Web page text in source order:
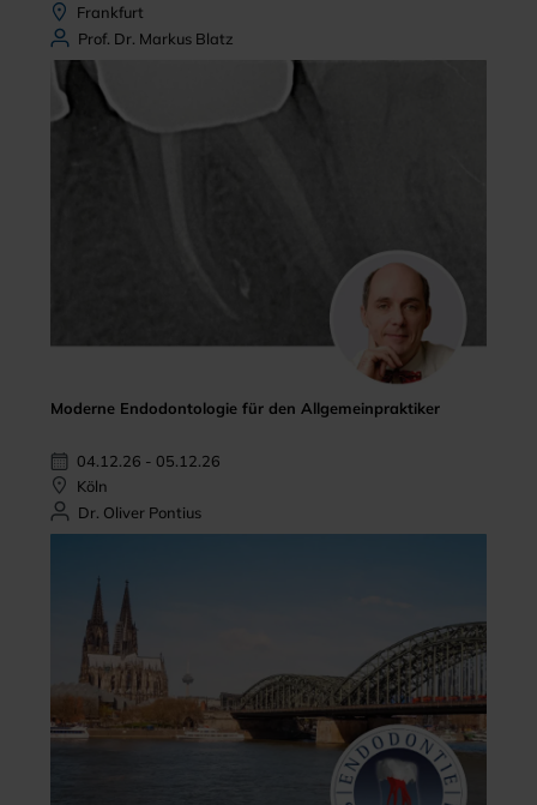
Frankfurt
Prof. Dr. Markus Blatz
Moderne Endodontologie für den Allgemeinpraktiker
04.12.26 - 05.12.26
Köln
Dr. Oliver Pontius